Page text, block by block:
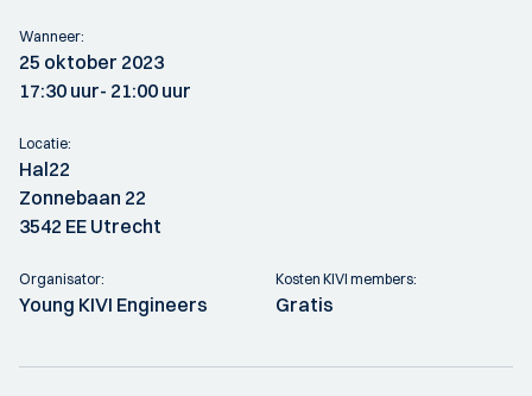
Wanneer:
25 oktober 2023
17:30 uur- 21:00 uur
Locatie:
Hal22
Zonnebaan 22
3542 EE Utrecht
Organisator:
Young KIVI Engineers
Kosten KIVI members:
Gratis